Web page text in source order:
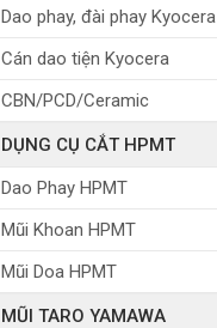
Dao phay, đài phay Kyocera
Cán dao tiện Kyocera
CBN/PCD/Ceramic
DỤNG CỤ CẮT HPMT
Dao Phay HPMT
Mũi Khoan HPMT
Mũi Doa HPMT
MŨI TARO YAMAWA